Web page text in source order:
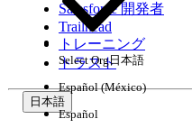
環境
Salesforce 開発者
Trailhead
トレーニング
トラスト
日本語
Select Org日本語
Español (México)
Español